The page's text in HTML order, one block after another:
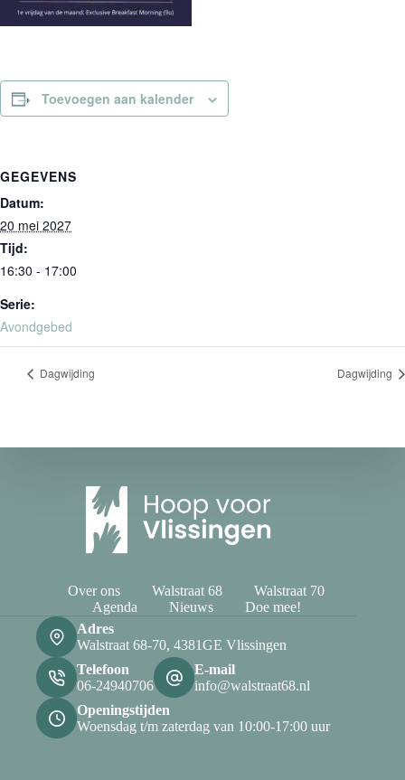
Toevoegen aan kalender
GEGEVENS
Datum:
20 mei 2027
Tijd:
16:30 - 17:00
Serie:
Avondgebed
Dagwijding Dagwijding
Over ons Walstraat 68
Walstraat 70
Agenda
Nieuws
Doe mee!
Adres
Walstraat 68-70, 4381GE Vlissingen
Telefoon
06-24940706
E-mail
info@walstraat68.nl
Openingstijden
Woensdag t/m zaterdag van 10:00-17:00 uur